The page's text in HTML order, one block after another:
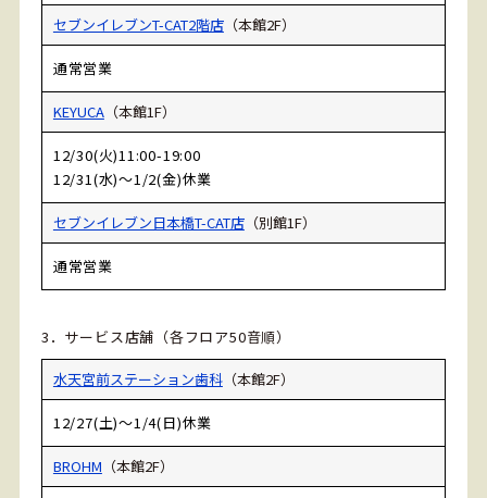
セブンイレブンT-CAT2階店（本館2F）
通常営業
KEYUCA（本館1F）
12/30(火)11:00-19:00
12/31(水)～1/2(金)休業
セブンイレブン日本橋T-CAT店（別館1F）
通常営業
3．サービス店舗（各フロア50音順）
水天宮前ステーション歯科（本館2F）
12/27(土)～1/4(日)休業
BROHM （本館2F）